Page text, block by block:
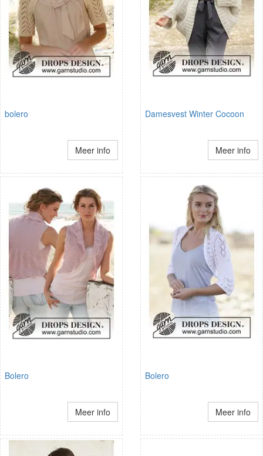
bolero
Meer info
Damesvest Winter Cocoon
Meer info
Bolero
Meer info
Bolero
Meer info